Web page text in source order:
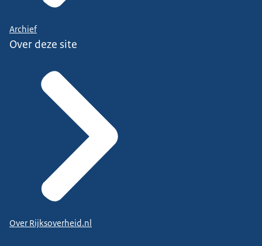
Archief
Over deze site
Over Rijksoverheid.nl